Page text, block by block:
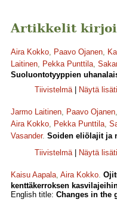
Artikkelit
Aira Kokko, Paavo Ojanen,
Laitinen, Pekka Punttila,
Suoluontotyyppien
Tiivistelmä| Näytä
Jarmo Laitinen, Paavo Ojanen,
Aira Kokko, Pekka Punttila,
Vasander. Soiden eliölajit ja
Tiivistelmä| Näytä
Kaisu Aapala, Aira Kokko.
kenttäkerroksen
English title: Changes in the